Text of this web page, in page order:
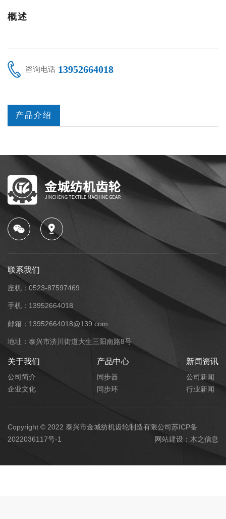
概述
咨询电话 13952664018
产品介绍
联系我们
座机：0523-87597469
手机：13952664018
邮箱：13952664018@139.com
地址：泰兴市济川街道大生三阳南路8号
关于我们
公司简介
企业文化
产品中心
同步器
同步环
新闻资讯
公司新闻
行业新闻
Copyright © 2022 泰兴市金城纺机齿轮制造有限公司苏ICP备
2022036117号-1
网站建设： 木之信息